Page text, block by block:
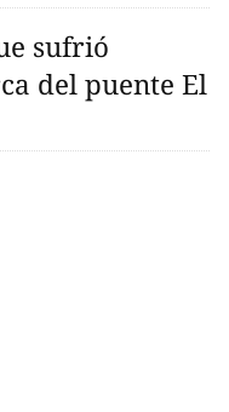
sufrió
del puente El